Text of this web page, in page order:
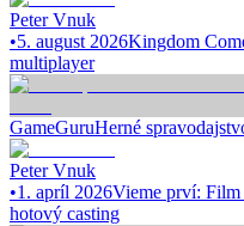
Peter Vnuk
•5. august 2026Kingdom
multiplayer
GameGuruHerné
Peter Vnuk
•1. apríl 2026Vieme prví: Film
hotový casting